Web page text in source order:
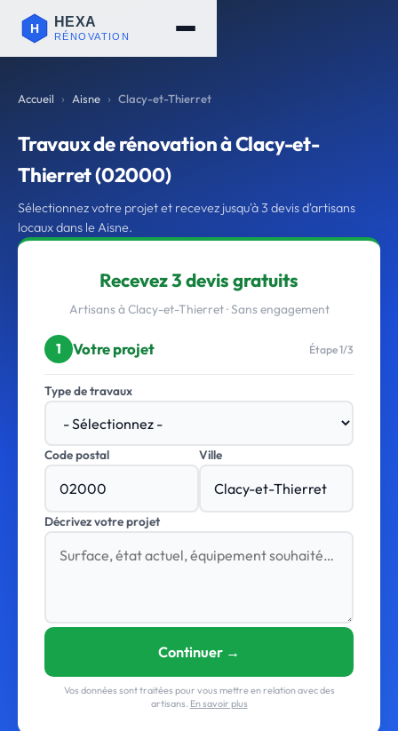
Accueil Aisne Clacy-et-Thierret
Travaux de rénovation à Clacy-et-
Thierret (02000)
Sélectionnez votre projet et recevez jusqu'à 3 devis d'artisans
locaux dans le Aisne.
Recevez 3 devis gratuits
Artisans à Clacy-et-Thierret · Sans engagement
1 Votre projet Étape 1/3
Type de travaux
Code postal Ville
Décrivez votre projet
Continuer →
Vos données sont traitées pour vous mettre en relation avec des
artisans. En savoir plus